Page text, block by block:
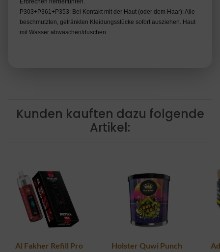
Erbrechen herbeiführen.
P303+P361+P353: Bei Kontakt mit der Haut (oder dem Haar): Alle
beschmutzten, getränkten Kleidungsstücke sofort ausziehen. Haut
mit Wasser abwaschen/duschen.
Kunden kauften dazu folgende
Artikel:
Al Fakher Refill Pro
Holster Quwi Punch